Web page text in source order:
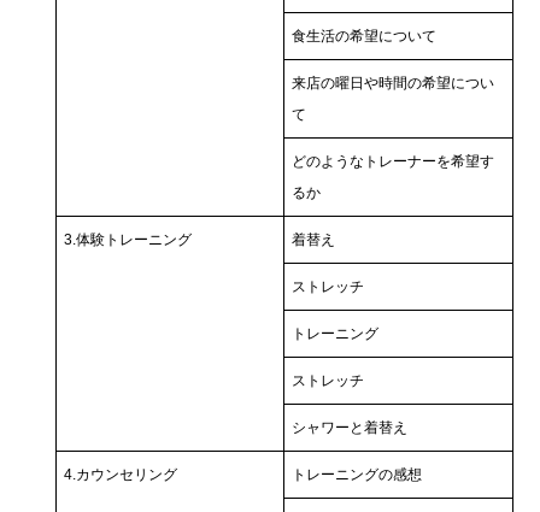
食生活の希望について
来店の曜日や時間の希望につい
て
どのようなトレーナーを希望す
るか
3.体験トレーニング 着替え
ストレッチ
トレーニング
ストレッチ
シャワーと着替え
4.カウンセリング トレーニングの感想